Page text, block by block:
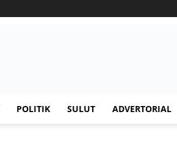
POLITIK SULUT ADVERTORIAL